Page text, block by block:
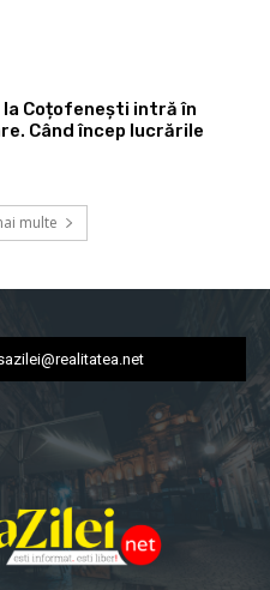
la Coțofenești intră în
Când încep lucrările
multe